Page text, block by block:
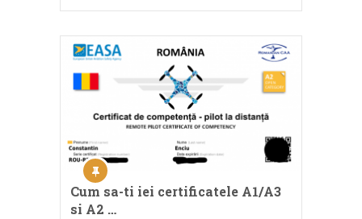
Cum sa-ti iei certificatele A1/A3
si A2 …